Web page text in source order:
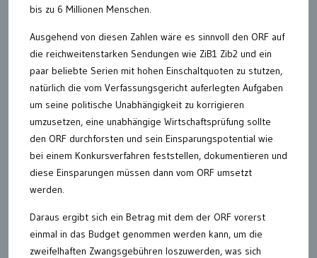
bis zu 6 Millionen Menschen.
Ausgehend von diesen Zahlen wäre es sinnvoll den ORF auf
die reichweitenstarken Sendungen wie ZiB1 Zib2 und ein
paar beliebte Serien mit hohen Einschaltquoten zu stutzen,
natürlich die vom Verfassungsgericht auferlegten Aufgaben
um seine politische Unabhängigkeit zu korrigieren
umzusetzen, eine unabhängige Wirtschaftsprüfung sollte
den ORF durchforsten und sein Einsparungspotential wie
bei einem Konkursverfahren feststellen, dokumentieren und
diese Einsparungen müssen dann vom ORF umsetzt
werden.
Daraus ergibt sich ein Betrag mit dem der ORF vorerst
einmal in das Budget genommen werden kann, um die
zweifelhaften Zwangsgebühren loszuwerden, was sich